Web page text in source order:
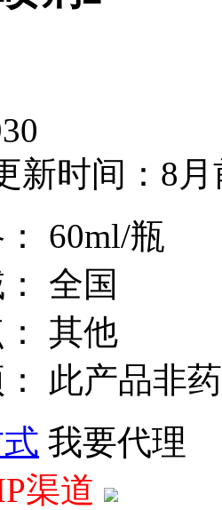
新时间：8月
60ml/瓶
全国
其他
此产品非
我要代理
渠道